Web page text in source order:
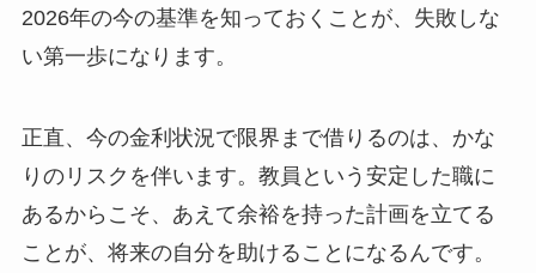
2026年の今の基準を知っておくことが、失敗しな
い第一歩になります。
正直、今の金利状況で限界まで借りるのは、かな
りのリスクを伴います。教員という安定した職に
あるからこそ、あえて余裕を持った計画を立てる
ことが、将来の自分を助けることになるんです。